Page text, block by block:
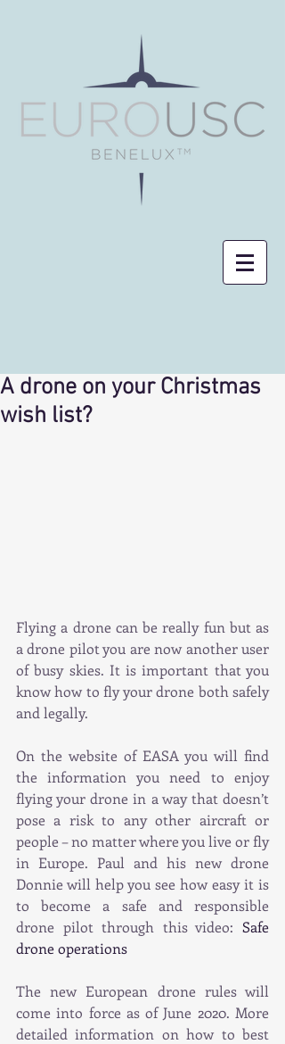
A drone on your Christmas
wish list?
Flying a drone can be really fun but as
a drone pilot you are now another user
of busy skies. It is important that you
know how to fly your drone both safely
and legally.
On the website of EASA you will find
the information you need to enjoy
flying your drone in a way that doesn’t
pose a risk to any other aircraft or
people – no matter where you live or fly
in Europe. Paul and his new drone
Donnie will help you see how easy it is
to become a safe and responsible
drone pilot through this video: Safe
drone operations
The new European drone rules will
come into force as of June 2020. More
detailed information on how to best